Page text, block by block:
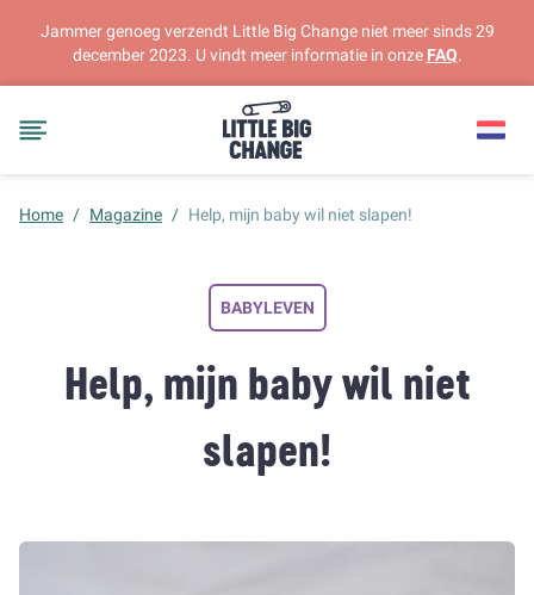
Jammer genoeg verzendt Little Big Change niet meer sinds 29
december 2023. U vindt meer informatie in onze FAQ.
Home / Magazine / Help, mijn baby wil niet slapen!
BABYLEVEN
Help, mijn baby wil niet
slapen!